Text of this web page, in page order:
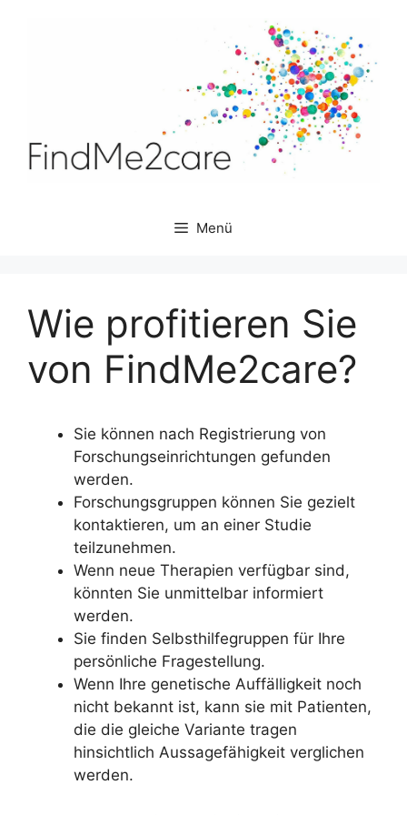
Menü
Wie profitieren Sie
von FindMe2care?
Sie können nach Registrierung von
Forschungseinrichtungen gefunden
werden.
Forschungsgruppen können Sie gezielt
kontaktieren, um an einer Studie
teilzunehmen.
Wenn neue Therapien verfügbar sind,
könnten Sie unmittelbar informiert
werden.
Sie finden Selbsthilfegruppen für Ihre
persönliche Fragestellung.
Wenn Ihre genetische Auffälligkeit noch
nicht bekannt ist, kann sie mit Patienten,
die die gleiche Variante tragen
hinsichtlich Aussagefähigkeit verglichen
werden.